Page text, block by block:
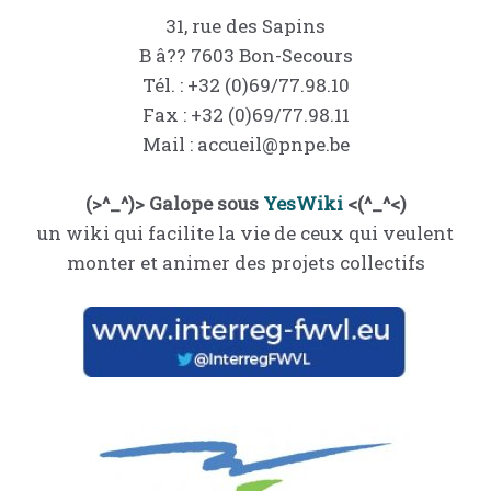
31, rue des Sapins
B â?? 7603 Bon-Secours
Tél. : +32 (0)69/77.98.10
Fax : +32 (0)69/77.98.11
Mail : accueil@pnpe.be
(>^_^)> Galope sous YesWiki<(^_^<)
un wiki qui facilite la vie de ceux qui veulent
monter et animer des projets collectifs